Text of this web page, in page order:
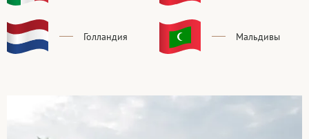
Голландия Мальдивы